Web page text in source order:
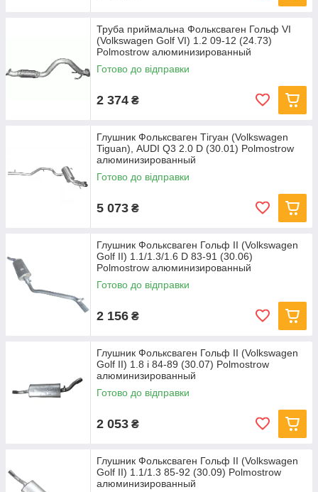
Труба приймальна Фольксваген Гольф VI
(Volkswagen Golf VI) 1.2 09-12 (24.73)
Polmostrow алюминизированный
Готово до відправки
2 374 ₴
Глушник Фольксваген Тігуан (Volkswagen
Tiguan), AUDI Q3 2.0 D (30.01) Polmostrow
алюминизированный
Готово до відправки
5 073 ₴
Глушник Фольксваген Гольф II (Volkswagen
Golf II) 1.1/1.3/1.6 D 83-91 (30.06)
Polmostrow алюминизированный
Готово до відправки
2 156 ₴
Глушник Фольксваген Гольф II (Volkswagen
Golf II) 1.8 i 84-89 (30.07) Polmostrow
алюминизированный
Готово до відправки
2 053 ₴
Глушник Фольксваген Гольф II (Volkswagen
Golf II) 1.1/1.3 85-92 (30.09) Polmostrow
алюминизированный